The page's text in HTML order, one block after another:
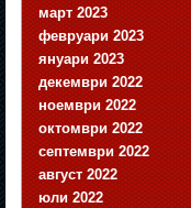
март 2023
февруари 2023
януари 2023
декември 2022
ноември 2022
октомври 2022
септември 2022
август 2022
юли 2022